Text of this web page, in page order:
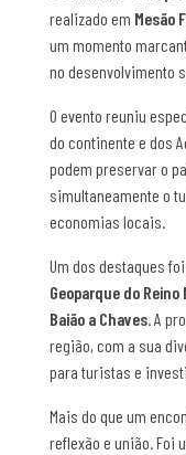
realizado em Mesão
um momento
no desenvolvimento
O evento reuniu
do continente e dos
podem preservar o
simultaneamente o
economias locais.
Um dos destaques
Geoparque do
Baião a Chaves . A
região, com a sua
para turistas e
Mais do que um
reflexão e união. Foi